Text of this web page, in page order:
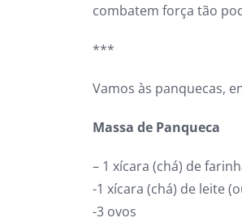
combatem força tão
***
Vamos às panquecas,
Massa de Panqueca
– 1 xícara (chá) de
-1 xícara (chá) de leite
-3 ovos